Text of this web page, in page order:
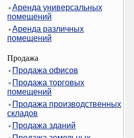
Аренда универсальных
помещений
Аренда различных
помещений
Продажа
Продажа офисов
Продажа торговых
помещений
Продажа производственных
складов
Продажа зданий